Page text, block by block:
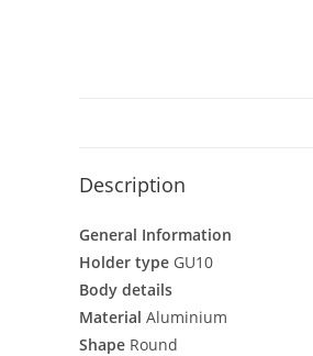
Description
General Information
Holder type GU10
Body details
Material Aluminium
Shape Round